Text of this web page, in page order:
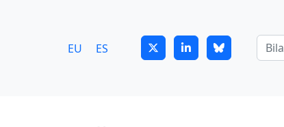
EU ES